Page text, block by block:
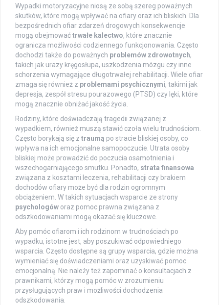
Wypadki motoryzacyjne niosą ze sobą szereg poważnych
skutków, które mogą wpływać na ofiary oraz ich bliskich. Dla
bezpośrednich ofiar zdarzeń drogowych konsekwencje
mogą obejmowaćtrwałe kalectwo, które znacznie
ogranicza możliwości codziennego funkcjonowania. Często
dochodzi także do poważnych problemów zdrowotnych,
takich jak urazy kręgosłupa, uszkodzenia mózgu czy inne
schorzenia wymagające długotrwałej rehabilitacji. Wiele ofiar
zmaga się również z problemami psychicznymi, takimi jak
depresja, zespół stresu pourazowego (PTSD) czy lęki, które
mogą znacznie obniżać jakość życia.
Rodziny, które doświadczają tragedii związanej z
wypadkiem, również muszą stawić czoła wielu trudnościom.
Często borykają się z traumą po stracie bliskiej osoby, co
wpływa na ich emocjonalne samopoczucie. Utrata osoby
bliskiej może prowadzić do poczucia osamotnienia i
wszechogarniającego smutku. Ponadto, strata finansowa
związana z kosztami leczenia, rehabilitacji czy brakiem
dochodów ofiary może być dla rodzin ogromnym
obciążeniem. W takich sytuacjach wsparcie ze strony
psychologów oraz pomoc prawna związana z
odszkodowaniami mogą okazać się kluczowe.
Aby pomóc ofiarom i ich rodzinom w trudnościach po
wypadku, istotne jest, aby poszukiwać odpowiedniego
wsparcia. Często dostępne są grupy wsparcia, gdzie można
wymieniać się doświadczeniami oraz uzyskiwać pomoc
emocjonalną. Nie należy też zapominać o konsultacjach z
prawnikami, którzy mogą pomóc w zrozumieniu
przysługujących praw i możliwości dochodzenia
odszkodowania.